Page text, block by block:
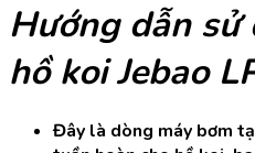
Hướng dẫn
hồ koi Jebao
Đây là dòng máy bơm